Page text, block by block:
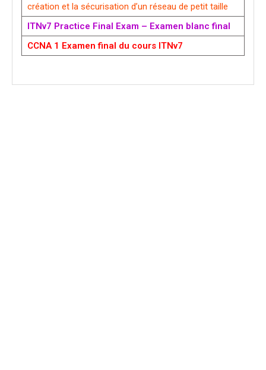
création et la sécurisation d’un réseau de petit taille
ITNv7 Practice Final Exam – Examen blanc final
CCNA 1 Examen final du cours ITNv7